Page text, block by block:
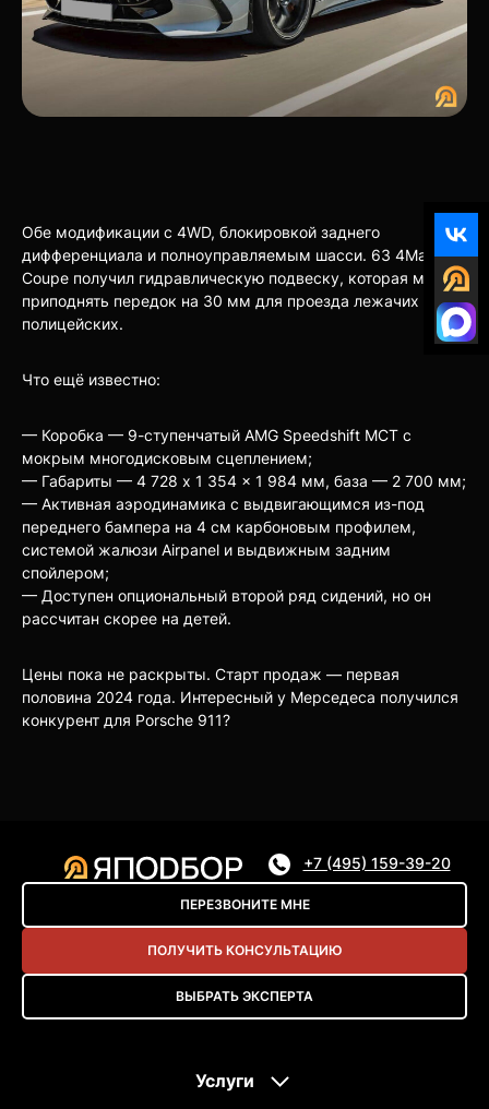
Обе модификации с 4WD, блокировкой заднего
дифференциала и полноуправляемым шасси. 63 4Matic+
Coupe получил гидравлическую подвеску, которая может
приподнять передок на 30 мм для проезда лежачих
полицейских.
Что ещё известно:
— Коробка — 9-ступенчатый AMG Speedshift MCT с
мокрым многодисковым сцеплением;
— Габариты — 4 728 x 1 354 x 1 984 мм, база — 2 700 мм;
— Активная аэродинамика с выдвигающимся из-под
переднего бампера на 4 см карбоновым профилем,
системой жалюзи Airpanel и выдвижным задним
спойлером;
— Доступен опциональный второй ряд сидений, но он
рассчитан скорее на детей.
Цены пока не раскрыты. Старт продаж — первая
половина 2024 года. Интересный у Мерседеса получился
конкурент для Porsche 911?
+7 (495) 159-39-20
ПЕРЕЗВОНИТЕ МНЕ
ПОЛУЧИТЬ КОНСУЛЬТАЦИЮ
ВЫБРАТЬ ЭКСПЕРТА
Услуги